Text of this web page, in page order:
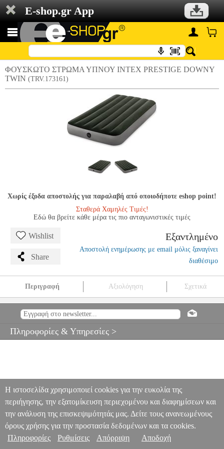
E-shop.gr App
ΦΟΥΣΚΩΤΟ ΣΤΡΩΜΑ ΥΠΝΟΥ INTEX PRESTIGE DOWNY
TWIN (TRV.173161)
Χωρίς έξοδα αποστολής για παραλαβή από οποιοδήποτε eshop point!
Σταθερά Χαμηλές Τιμές!
Εδώ θα βρείτε κάθε μέρα τις πιο ανταγωνιστικές τιμές
Wishlist
Share
Εξαντλημένο
Αποστολή ενημέρωσης με email μόλις ξαναγίνει
διαθέσιμο
Περιγραφή Αξιολόγηση Σχετικά
TWIN TRV.173161 TRV.173161
ΑΞΕΣΟΥΑΡ
DOWNY TWIN
Πληροφορίες & Υπηρεσίες >
Η ιστοσελίδα χρησιμοποιεί cookies για την ευκολία της
περιήγησης, την εξατομίκευση περιεχομένου και διαφημίσεων και
την ανάλυση της επισκεψιμότητάς μας. Δείτε τους ανανεωμένους
όρους χρήσης για την προστασία δεδομένων και τα cookies.
Πληροφορίες
Ρυθμίσεις Απόρριψη Αποδοχή